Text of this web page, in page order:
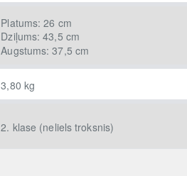
Platums: 26 cm
Dziļums: 43,5 cm
Augstums: 37,5 cm
3,80 kg
2. klase (neliels troksnis)